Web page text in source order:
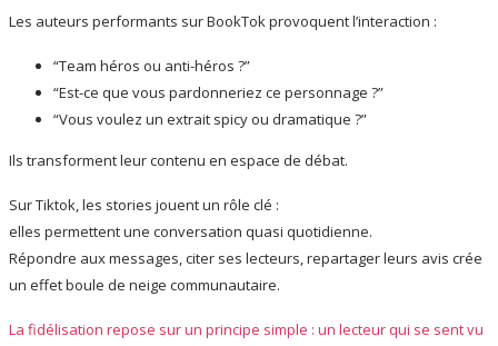
Les auteurs performants sur BookTok provoquent l’interaction :
“Team héros ou anti-héros ?”
“Est-ce que vous pardonneriez ce personnage ?”
“Vous voulez un extrait spicy ou dramatique ?”
Ils transforment leur contenu en espace de débat.
Sur Tiktok, les stories jouent un rôle clé :
elles permettent une conversation quasi quotidienne.
Répondre aux messages, citer ses lecteurs, repartager leurs avis crée
un effet boule de neige communautaire.
La fidélisation repose sur un principe simple : un lecteur qui se sent vu